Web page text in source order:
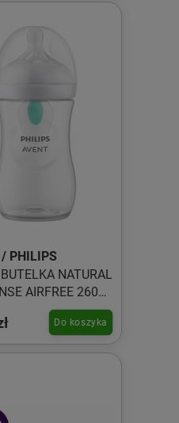
PHILIPS
NATURAL
AIRFREE 260ml
Do koszyka